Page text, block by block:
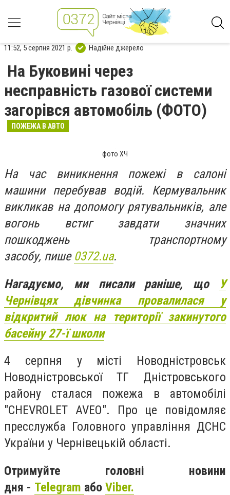
11:52, 5 серпня 2021 р. Надійне джерело
На Буковині через
несправність газової системи
загорівся автомобіль (ФОТО)
ПОЖЕЖА В АВТО
фото ХЧ
На час виникнення пожежі в салоні
машини перебував водій. Кермувальник
викликав на допомогу рятувальників, але
вогонь встиг завдати значних
пошкоджень транспортному
засобу, пише 0372.ua.
Нагадуємо, ми писали раніше, що
У
Чернівцях дівчинка провалилася у
відкритий люк на території закинутого
басейну 27-ї школи
4 серпня у місті Новодністровськ
Новодністровської ТГ Дністровського
району сталася пожежа в автомобілі
"CHEVROLET AVEO". Про це повідомляє
пресслужба Головного управління ДСНС
України у Чернівецькій області.
Отримуйте головні новини
дня - Telegram або Viber.